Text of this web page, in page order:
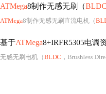
ATMega8制作无感无刷（BLDC
ATMega8制作无感无刷直流电机（
基于ATMega8+IRFR5305电调
无感无刷电机（BLDC ，Brushless